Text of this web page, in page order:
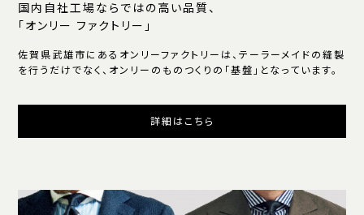
国内自社工場ならではの高い品質、
「オンリー ファクトリー」
佐賀県武雄市にあるオンリーファクトリーは、テーラーメイドの縫製
を行うだけでなく、オンリーのものつくりの「基盤」となっています。
詳細はこちら